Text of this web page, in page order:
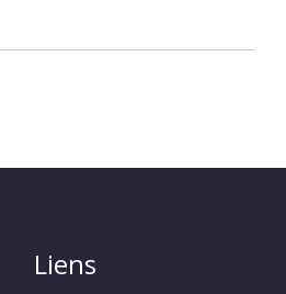
Liens